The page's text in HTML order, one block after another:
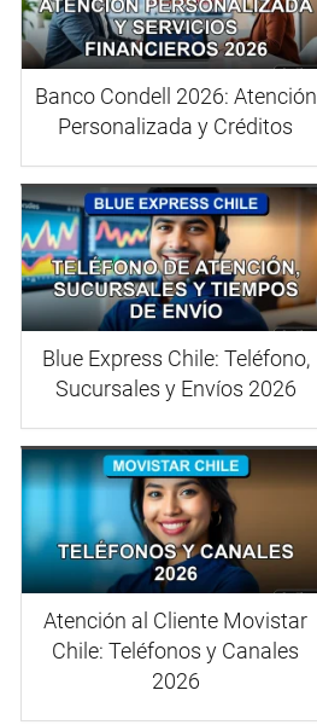
Banco Condell 2026: Atención
Personalizada y Créditos
Blue Express Chile: Teléfono,
Sucursales y Envíos 2026
Atención al Cliente Movistar
Chile: Teléfonos y Canales
2026